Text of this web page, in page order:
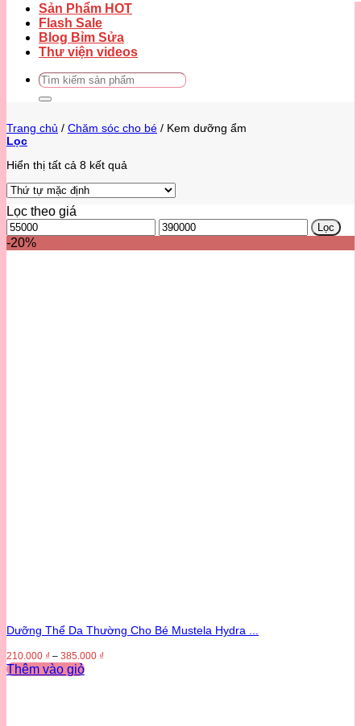
Sản Phẩm HOT
Flash Sale
Blog Bỉm Sửa
Thư viện videos
Tìm
Trang chủ / Chăm sóc cho bé / Kem dưỡng ẩm
Lọc
Hiển thị tất cả 8 kết quả
Lọc theo giá
Giá
thấp
nhất
Giá
cao
nhất
Lọc
-20%
Dưỡng Thể Da Thường Cho Bé Mustela Hydra ...
210.000 ₫ – 385.000 ₫
Thêm vào giỏ